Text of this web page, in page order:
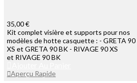
35,00 €
Kit complet visière et supports pour nos
modèles de hotte casquette : - GRETA 90
XS et GRETA 90 BK - RIVAGE 90 XS
et RIVAGE 90 BK
Aperçu Rapide